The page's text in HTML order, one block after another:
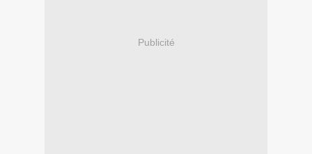
Publicité